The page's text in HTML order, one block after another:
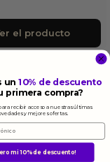
el producto
un10% de descuento
primera compra?
recibir acceso a nuestras últimas
y mejores ofertas.
mi 10% de descuento!